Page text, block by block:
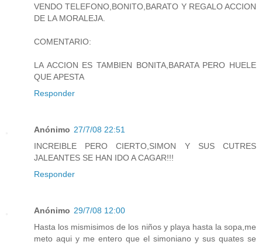
VENDO TELEFONO,BONITO,BARATO Y REGALO ACCION
DE LA MORALEJA.
COMENTARIO:
LA ACCION ES TAMBIEN BONITA,BARATA PERO HUELE
QUE APESTA
Responder
Anónimo 27/7/08 22:51
INCREIBLE PERO CIERTO,SIMON Y SUS CUTRES
JALEANTES SE HAN IDO A CAGAR!!!
Responder
Anónimo 29/7/08 12:00
Hasta los mismisimos de los niños y playa hasta la sopa,me
meto aqui y me entero que el simoniano y sus quates se